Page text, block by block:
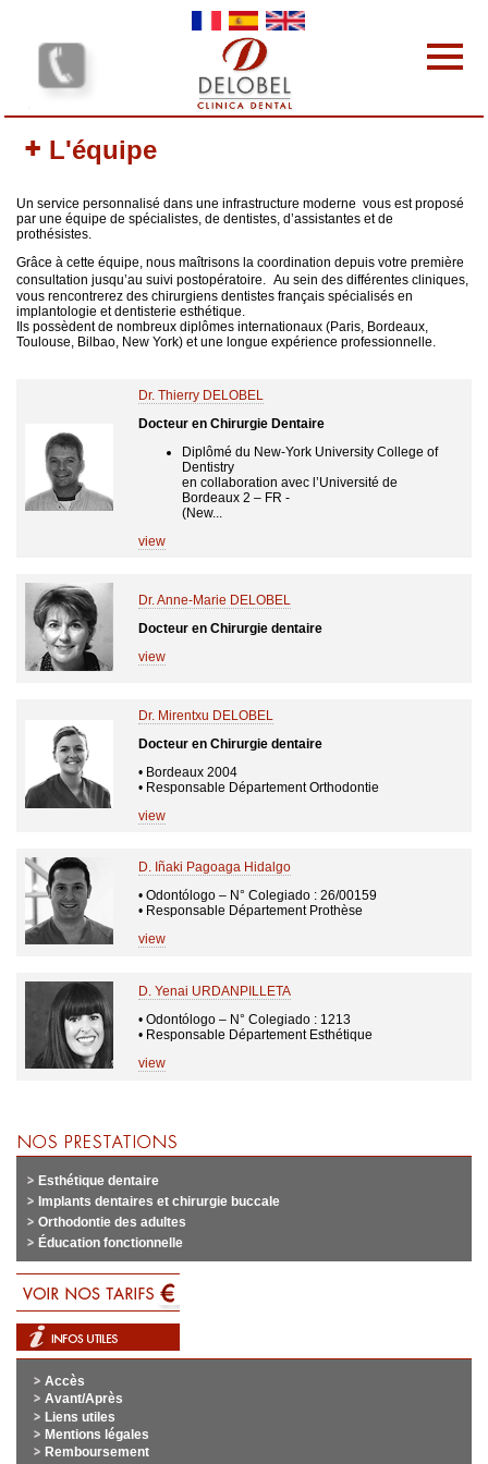
Les Prestations
Les tarifs
Protocole
Contact
votre avis nous intéresse
L'équipe
Un service personnalisé dans une infrastructure moderne vous est proposé
par une équipe de spécialistes, de dentistes, d’assistantes et de
prothésistes.
Grâce à cette équipe, nous maîtrisons la coordination depuis votre première
consultation jusqu’au suivi postopératoire. Au sein des différentes cliniques,
vous rencontrerez des chirurgiens dentistes français spécialisés en
implantologie et dentisterie esthétique.
Ils possèdent de nombreux diplômes internationaux (Paris, Bordeaux,
Toulouse, Bilbao, New York) et une longue expérience professionnelle.
Dr. Thierry DELOBEL
Docteur en Chirurgie Dentaire
Diplômé du New-York University College of
Dentistry
en collaboration avec l’Université de
Bordeaux 2 – FR -
(New...
view
Dr. Anne-Marie DELOBEL
Docteur en Chirurgie dentaire
view
Dr. Mirentxu DELOBEL
Docteur en Chirurgie dentaire
• Bordeaux 2004
• Responsable Département Orthodontie
view
D. Iñaki Pagoaga Hidalgo
• Odontólogo – N° Colegiado : 26/00159
• Responsable Département Prothèse
view
D. Yenai URDANPILLETA
• Odontólogo – N° Colegiado : 1213
• Responsable Département Esthétique
view
Esthétique dentaire
Implants dentaires et chirurgie buccale
Orthodontie des adultes
Éducation fonctionnelle
Accès
Avant/Après
Liens utiles
Mentions légales
Remboursement